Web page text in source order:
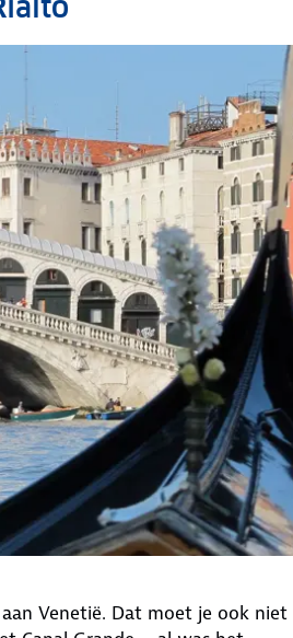
Venetië. Dat moet je ook niet